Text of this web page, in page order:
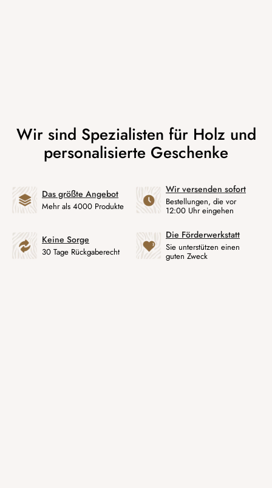
Das größte Angebot
Mehr als 4000 Produkte
Wir versenden sofort
Bestellungen, die vor
12:00 Uhr eingehen
Keine Sorge
30 Tage Rückgaberecht
Die Förderwerkstatt
Sie unterstützen einen
guten Zweck